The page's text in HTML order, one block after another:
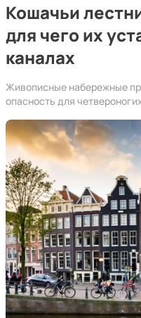
Кошачьи
для чего их
каналах
Живописные набережные
опасность для